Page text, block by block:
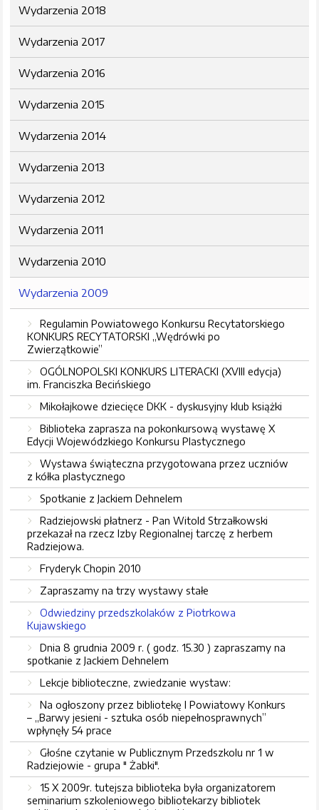
Wydarzenia 2018
Wydarzenia 2017
Wydarzenia 2016
Wydarzenia 2015
Wydarzenia 2014
Wydarzenia 2013
Wydarzenia 2012
Wydarzenia 2011
Wydarzenia 2010
Wydarzenia 2009
Regulamin Powiatowego Konkursu Recytatorskiego
KONKURS RECYTATORSKI „Wędrówki po
Zwierzątkowie”
OGÓLNOPOLSKI KONKURS LITERACKI (XVIII edycja)
im. Franciszka Becińskiego
Mikołajkowe dziecięce DKK - dyskusyjny klub książki
Biblioteka zaprasza na pokonkursową wystawę X
Edycji Wojewódzkiego Konkursu Plastycznego
Wystawa świąteczna przygotowana przez uczniów
z kółka plastycznego
Spotkanie z Jackiem Dehnelem
Radziejowski płatnerz - Pan Witold Strzałkowski
przekazał na rzecz Izby Regionalnej tarczę z herbem
Radziejowa.
Fryderyk Chopin 2010
Zapraszamy na trzy wystawy stałe
Odwiedziny przedszkolaków z Piotrkowa
Kujawskiego
Dnia 8 grudnia 2009 r. ( godz. 15.30 ) zapraszamy na
spotkanie z Jackiem Dehnelem
Lekcje biblioteczne, zwiedzanie wystaw:
Na ogłoszony przez bibliotekę I Powiatowy Konkurs
– „Barwy jesieni - sztuka osób niepełnosprawnych”
wpłynęły 54 prace
Głośne czytanie w Publicznym Przedszkolu nr 1 w
Radziejowie - grupa " Żabki".
15 X 2009r. tutejsza biblioteka była organizatorem
seminarium szkoleniowego bibliotekarzy bibliotek